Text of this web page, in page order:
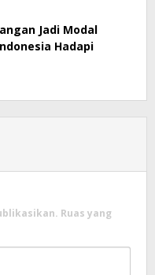
Jadi Modal
Hadapi
Ruas yang